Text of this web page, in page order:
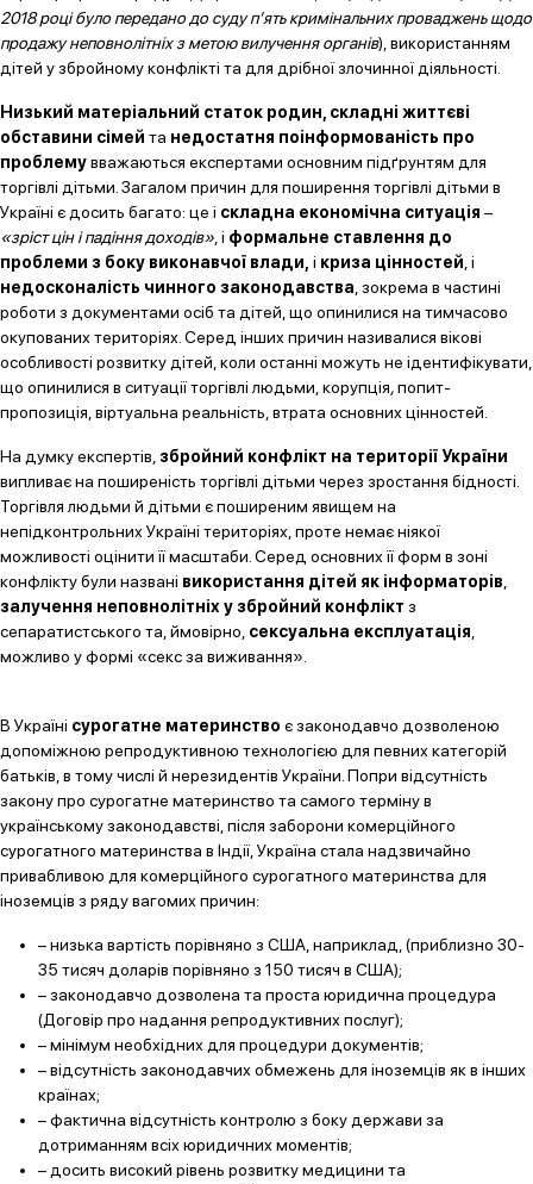
2018 році було передано до суду п’ять кримінальних проваджень щодо
продажу неповнолітніх з метою вилучення органів), використанням
дітей у збройному конфлікті та для дрібної злочинної діяльності.
Низький матеріальний статок родин , складні життєві
обставини сімей та недостатня поінформованість про
проблемувважаються експертами основним підґрунтям для
торгівлі дітьми. Загалом причин для поширення торгівлі дітьми в
Україні є досить багато: це і складна економічна ситуація –
«зріст цін і падіння доходів» , і формальне ставлення до
проблеми з боку виконавчої влади, і криза цінностей , і
недосконалість чинного законодавства , зокрема в частині
роботи з документами осіб та дітей, що опинилися на тимчасово
окупованих територіях. Серед інших причин називалися вікові
особливості розвитку дітей, коли останні можуть не ідентифікувати,
що опинилися в ситуації торгівлі людьми, корупція,попит-
пропозиція, віртуальна реальність, втрата основних цінностей.
На думку експертів, збройний конфлікт на території України
випливає на поширеність торгівлі дітьми через зростання бідності.
Торгівля людьми й дітьми є поширеним явищем на
непідконтрольних Україні територіях, проте немає ніякої
можливості оцінити її масштаби. Серед основних її форм в зоні
конфлікту були названі використання дітей як інформаторів
залучення неповнолітніх у збройний конфлікт з
сепаратистського та, ймовірно, сексуальна експлуатація
можливо у формі «секс за виживання».
В Україні сурогатне материнство є законодавчо дозволеною
допоміжною репродуктивною технологією для певних категорій
батьків, в тому числі й нерезидентів України. Попри відсутність
закону про сурогатне материнство та самого терміну в
українському законодавстві, після заборони комерційного
сурогатного материнства в Індії, Україна стала надзвичайно
привабливою для комерційного сурогатного материнства для
іноземців з ряду вагомих причин:
– низька вартість порівняно з США, наприклад, (приблизно 30-
35 тисяч доларів порівняно з 150 тисяч в США);
– законодавчо дозволена та проста юридична процедура
(Договір про надання репродуктивних послуг);
– мінімум необхідних для процедури документів;
– відсутність законодавчих обмежень для іноземців як в інших
країнах;
– фактична відсутність контролю з боку держави за
дотриманням всіх юридичних моментів;
– досить високий рівень розвитку медицини та